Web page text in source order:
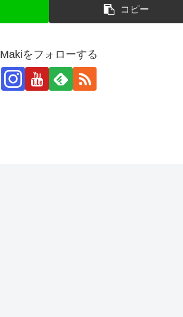
コピー
Makiをフォローする